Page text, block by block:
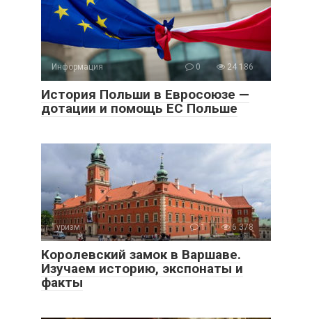
Информация 0 24 186
История Польши в Евросоюзе —
дотации и помощь ЕС Польше
Туризм 1 6 378
Королевский замок в Варшаве.
Изучаем историю, экспонаты и
факты